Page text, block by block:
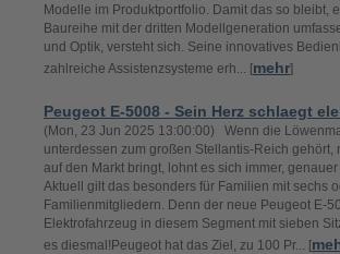
Modelle im Produktportfolio. Damit das so bleibt,
Baureihe mit der dritten Modellgeneration
und Optik, versteht sich. Seine innovatives
zahlreiche Assistenzsysteme erh... [mehr]
Peugeot E-5008 - Sein Herz schlaegt
(Mon, 23 Jun 2025 13:00:00) Wenn die
unterdessen zum großen Stellantis-Reich gehört,
auf den Markt bringt, lohnt es sich immer,
Aktuell gilt das besonders für Familien mit sechs
Familienmitgliedern. Denn der neue Peugeot E-
Elektrofahrzeug in diesem Segment mit sieben
es diesmal!Peugeot hat das Ziel, zu 100 Pr... [